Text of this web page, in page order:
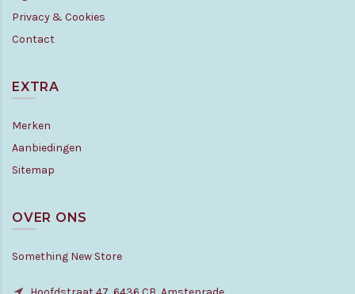
Privacy & Cookies
Contact
EXTRA
Merken
Aanbiedingen
Sitemap
OVER ONS
Something New Store